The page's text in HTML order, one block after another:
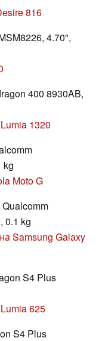
816
4.70",
400 8930AB,
1320
kg
Moto G
Qualcomm
0.1 kg
Samsung Galaxy
S4 Plus
625
S4 Plus